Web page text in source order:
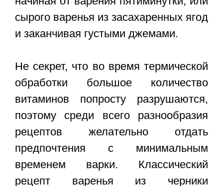
сырого варенья из засахаренных ягод
и заканчивая густыми джемами.
Не секрет, что во время термической
обработки большое количество
витаминов попросту разрушаются,
поэтому среди всего разнообразия
рецептов желательно отдать
предпочтения с минимальным
временем варки. Классический
рецепт варенья из черники